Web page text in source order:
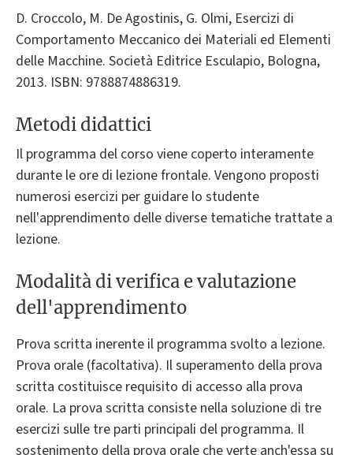
D. Croccolo, M. De Agostinis, G. Olmi, Esercizi di
Comportamento Meccanico dei Materiali ed Elementi
delle Macchine. Società Editrice Esculapio, Bologna,
2013. ISBN: 9788874886319.
Metodi didattici
Il programma del corso viene coperto interamente
durante le ore di lezione frontale. Vengono proposti
numerosi esercizi per guidare lo studente
nell'apprendimento delle diverse tematiche trattate a
lezione.
Modalità di verifica e valutazione
dell'apprendimento
Prova scritta inerente il programma svolto a lezione.
Prova orale (facoltativa). Il superamento della prova
scritta costituisce requisito di accesso alla prova
orale. La prova scritta consiste nella soluzione di tre
esercizi sulle tre parti principali del programma. Il
sostenimento della prova orale che verte anch'essa su